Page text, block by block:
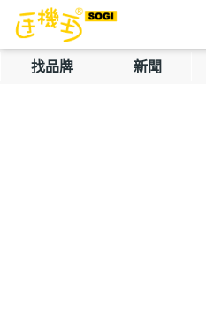
找品牌 新聞